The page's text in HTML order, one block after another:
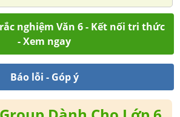
nghiệm Văn 6 - Kết nối tri thức
- Xem ngay
Báo lỗi - Góp ý